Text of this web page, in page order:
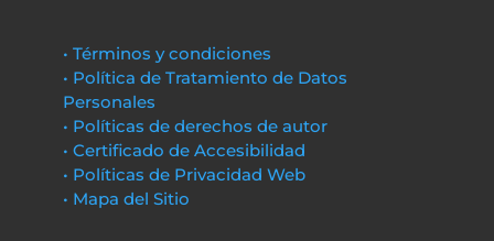
• Términos y condiciones
• Política de Tratamiento de Datos
Personales
• Políticas de derechos de autor
• Certificado de Accesibilidad
• Políticas de Privacidad Web
• Mapa del Sitio